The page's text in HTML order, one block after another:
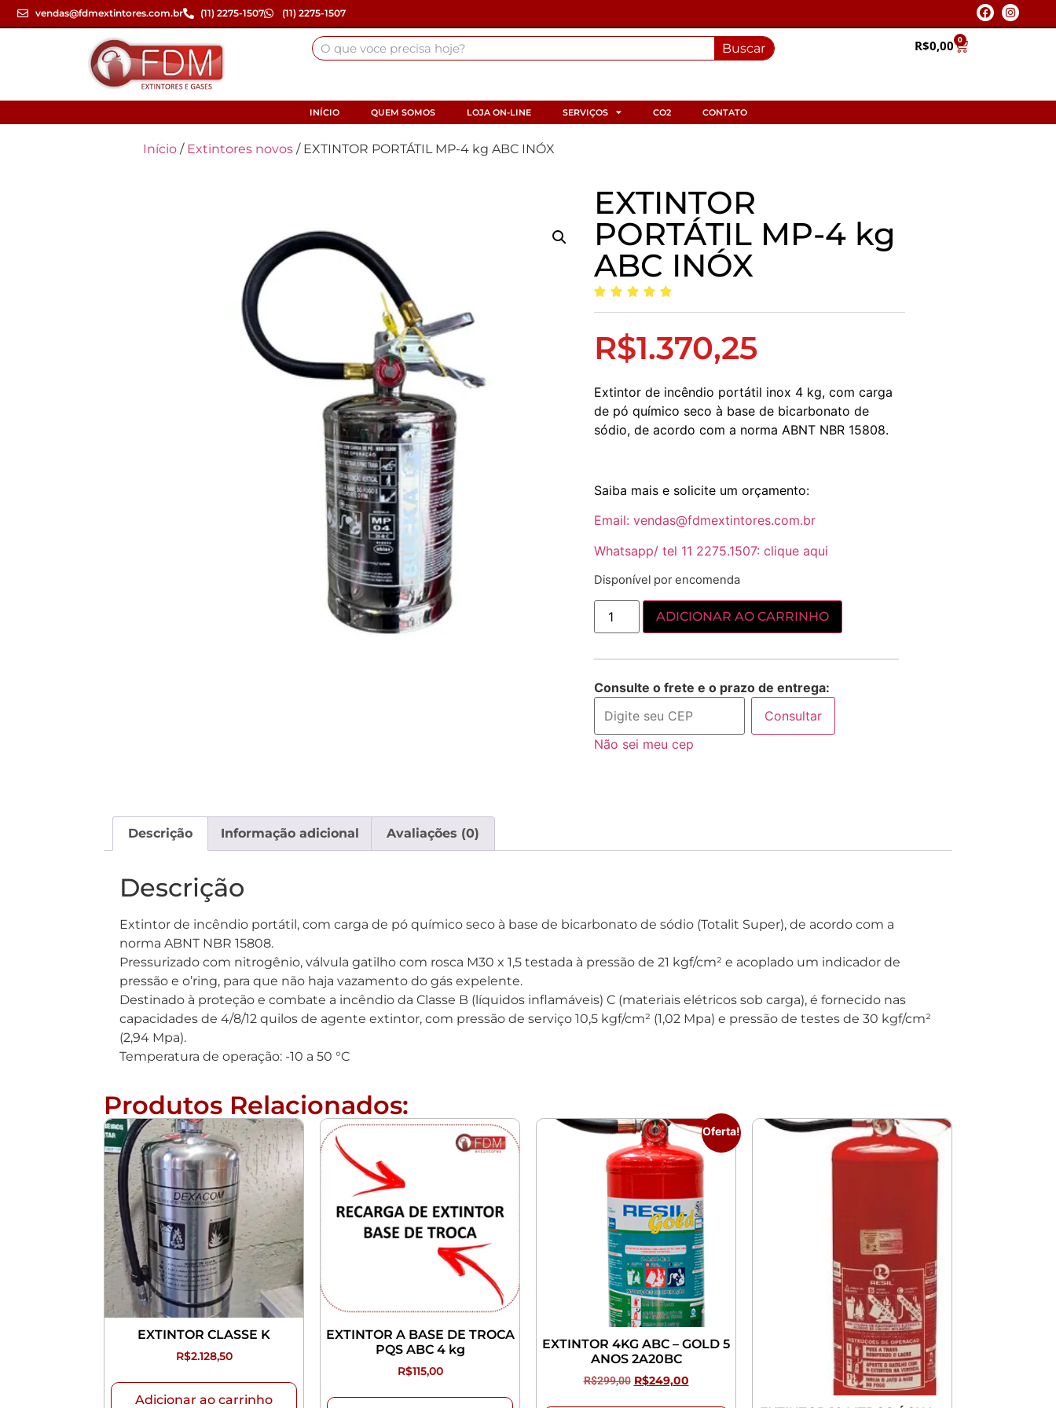
vendas@fdmextintores.com.br (11) 2275-1507 (11) 2275-1507
Buscar R$0,00 0
INÍCIO QUEM SOMOS LOJA ON-LINE SERVIÇOS CO2 CONTATO
Início / Extintores novos / EXTINTOR PORTÁTIL MP-4 kg ABC INÓX
EXTINTOR
PORTÁTIL MP-4 kg
ABC INÓX
R$1.370,25
Extintor de incêndio portátil inox 4 kg, com carga
de pó químico seco à base de bicarbonato de
sódio, de acordo com a norma ABNT NBR 15808.
Saiba mais e solicite um orçamento:
Email: vendas@fdmextintores.com.br
Whatsapp/ tel 11 2275.1507: clique aqui
Disponível por encomenda
ADICIONAR AO CARRINHO
Consulte o frete e o prazo de entrega:
Consultar
Não sei meu cep
Descrição Informação adicional Avaliações (0)
Descrição
Extintor de incêndio portátil, com carga de pó químico seco à base de bicarbonato de sódio (Totalit Super), de acordo com a
norma ABNT NBR 15808.
Pressurizado com nitrogênio, válvula gatilho com rosca M30 x 1,5 testada à pressão de 21 kgf/cm² e acoplado um indicador de
pressão e o’ring, para que não haja vazamento do gás expelente.
Destinado à proteção e combate a incêndio da Classe B (líquidos inflamáveis) C (materiais elétricos sob carga), é fornecido nas
capacidades de 4/8/12 quilos de agente extintor, com pressão de serviço 10,5 kgf/cm² (1,02 Mpa) e pressão de testes de 30 kgf/cm²
(2,94 Mpa).
Temperatura de operação: -10 a 50 °C
Produtos Relacionados:
EXTINTOR CLASSE K
R$2.128,50
Adicionar ao carrinho
EXTINTOR A BASE DE TROCA
PQS ABC 4 kg
R$115,00
Oferta!
EXTINTOR 4KG ABC – GOLD 5
ANOS 2A20BC
R$299,00 R$249,00